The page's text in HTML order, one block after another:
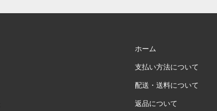
ホーム
支払い方法について
配送・送料について
返品について